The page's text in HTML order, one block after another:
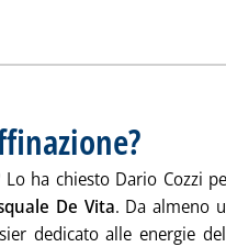
. Pubblicata
ha chiesto Dario Cozzi
De Vita. Da almeno
dedicato alle energie